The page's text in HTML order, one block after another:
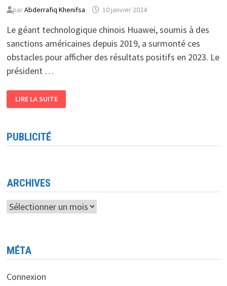
parAbderrafiq Khenifsa 10 janvier 2024
Le géant technologique chinois Huawei, soumis à des
sanctions américaines depuis 2019, a surmonté ces
obstacles pour afficher des résultats positifs en 2023. Le
président …
EN
2023
CROISSANCE
FACE
AUX
LIRE LA SUITE
PUBLICITÉ
ARCHIVES
Archives
MÉTA
Connexion